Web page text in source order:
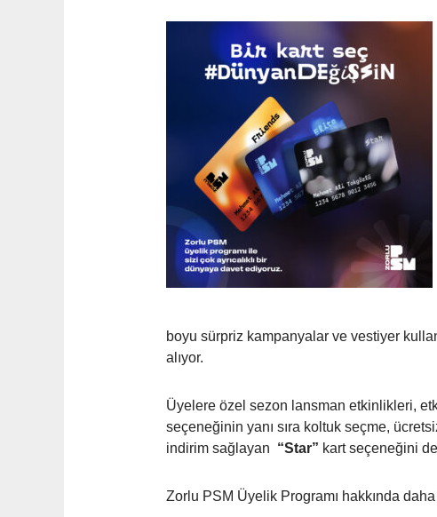
boyu sürpriz kampanyalar ve vestiyer
alıyor.
Üyelere özel sezon lansman etkinlikleri,
seçeneğinin yanı sıra koltuk seçme,
indirim sağlayan “Star” kart seçeneğini
Zorlu PSM Üyelik Programı hakkında